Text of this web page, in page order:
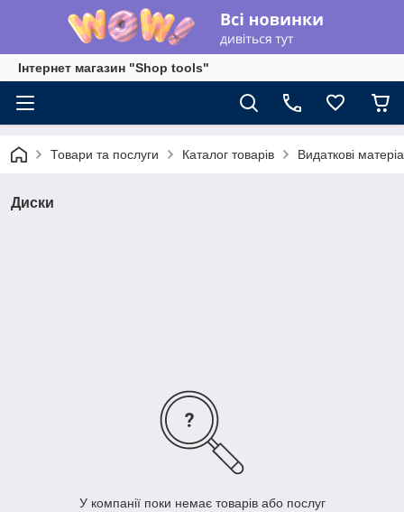
Інтернет магазин "Shop tools"
Товари та послуги Каталог товарів Видаткові
Диски
У компанії поки немає товарів або послуг